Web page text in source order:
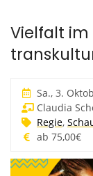
S
e
n
Vielfalt im
Sa., 3.
Claudia
Regie,
ab 75,00€